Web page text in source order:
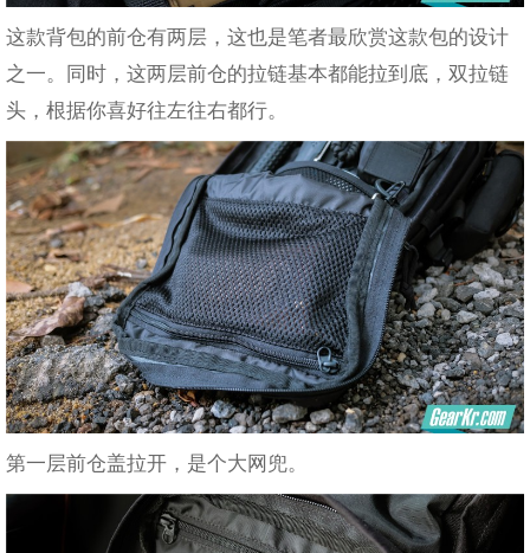
这款背包的前仓有两层，这也是笔者最欣赏这款包的设计
之一。同时，这两层前仓的拉链基本都能拉到底，双拉链
头，根据你喜好往左往右都行。
第一层前仓盖拉开，是个大网兜。